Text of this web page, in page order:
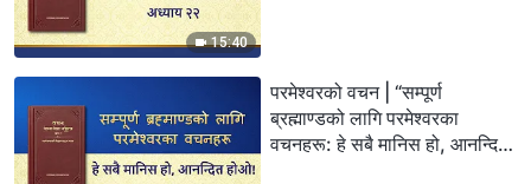
15:40
परमेश्‍वरको वचन | “सम्पूर्ण
ब्रह्माण्डको लागि परमेश्‍वरका
वचनहरू: हे सबै मानिस हो, आनन्दित